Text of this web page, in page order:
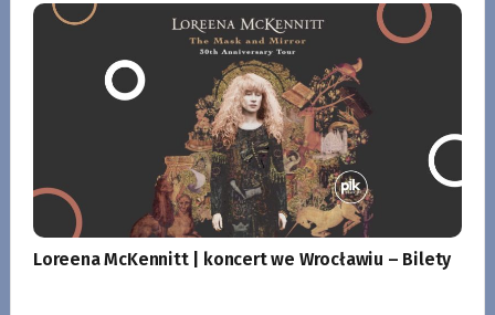
Loreena McKennitt | koncert we Wrocławiu – Bilety